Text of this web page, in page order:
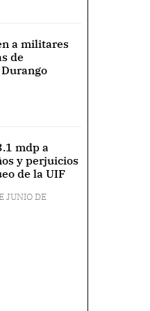
a militares
de
mdp a
y perjuicios
de la UIF
JUNIO DE